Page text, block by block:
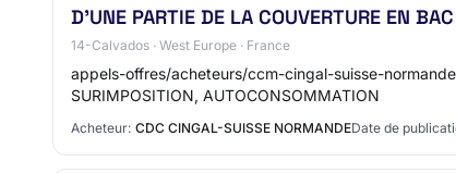
D'UNE PARTIE DE LA COUVERTURE EN
14-Calvados · West Europe · France
appels-offres/acheteurs/ccm-cingal-suisse-
SURIMPOSITION, AUTOCONSOMMATION
Acheteur: CDC CINGAL-SUISSE NORMANDEDate de